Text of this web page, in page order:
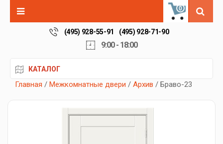
0
(495) 928-55-91 (495) 928-71-90
9:00 - 18:00
КАТАЛОГ
Главная / Межкомнатные двери / Архив / Браво-23